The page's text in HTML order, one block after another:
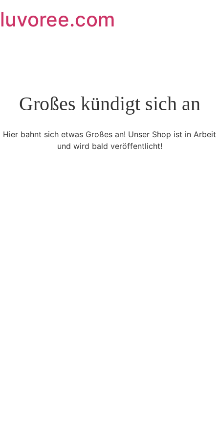
to
content
luvoree.com
Großes kündigt sich an
Hier bahnt sich etwas Großes an! Unser Shop ist in Arbeit
und wird bald veröffentlicht!